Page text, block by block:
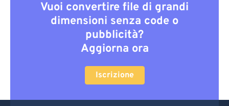
Vuoi convertire file di grandi
dimensioni senza code o
pubblicità?
Aggiorna ora
Iscrizione